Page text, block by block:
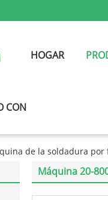
HOGAR
CON
de la soldadura por
Máquina 20-